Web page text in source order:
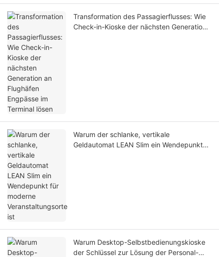
Transformation des Passagierflusses: Wie
Check-in-Kioske der nächsten Generation
Warum der schlanke, vertikale
Geldautomat LEAN Slim ein Wendepunkt
Warum Desktop-Selbstbedienungskioske
der Schlüssel zur Lösung der Personal-